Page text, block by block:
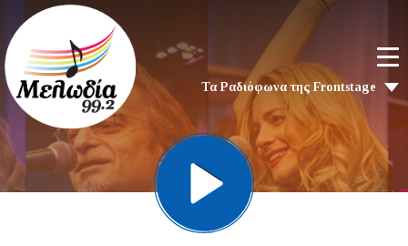
Τα Ραδιόφωνα της Frontstage